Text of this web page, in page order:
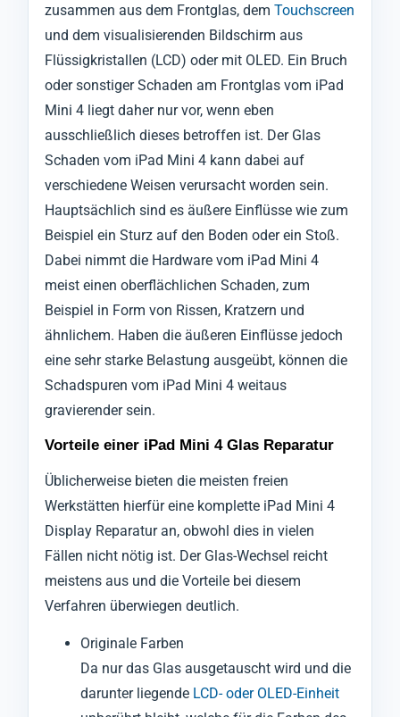
zusammen aus dem Frontglas, dem Touchscreen
und dem visualisierenden Bildschirm aus
Flüssigkristallen (LCD) oder mit OLED. Ein Bruch
oder sonstiger Schaden am Frontglas vom iPad
Mini 4 liegt daher nur vor, wenn eben
ausschließlich dieses betroffen ist. Der Glas
Schaden vom iPad Mini 4 kann dabei auf
verschiedene Weisen verursacht worden sein.
Hauptsächlich sind es äußere Einflüsse wie zum
Beispiel ein Sturz auf den Boden oder ein Stoß.
Dabei nimmt die Hardware vom iPad Mini 4
meist einen oberflächlichen Schaden, zum
Beispiel in Form von Rissen, Kratzern und
ähnlichem. Haben die äußeren Einflüsse jedoch
eine sehr starke Belastung ausgeübt, können die
Schadspuren vom iPad Mini 4 weitaus
gravierender sein.
Vorteile einer iPad Mini 4 Glas Reparatur
Üblicherweise bieten die meisten freien
Werkstätten hierfür eine komplette iPad Mini 4
Display Reparatur an, obwohl dies in vielen
Fällen nicht nötig ist. Der Glas-Wechsel reicht
meistens aus und die Vorteile bei diesem
Verfahren überwiegen deutlich.
Originale Farben
Da nur das Glas ausgetauscht wird und die
darunter liegende LCD- oder OLED-Einheit